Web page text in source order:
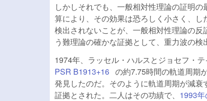
しかしそれでも、一般相対性理論の証明
算により、その効果は恐ろしく小さく、
検出されないことが、一般相対性理論の
う難理論の確かな証拠として、重力波の検
1974年、ラッセル・ハルスとジョセフ・テ
PSR B1913+16 (link is external)
の約7.75時間の軌道周期
発見したのだ。そのように軌道周期が減
証拠とされた。二人はその功績で、 1993